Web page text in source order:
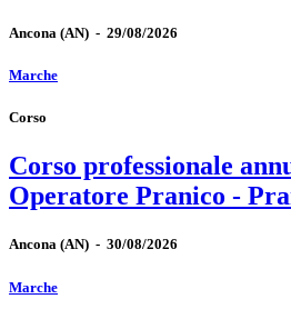
Ancona (AN) - 29/08/2026
Marche
Corso
Corso professionale
Operatore Pranico -
Ancona (AN) - 30/08/2026
Marche